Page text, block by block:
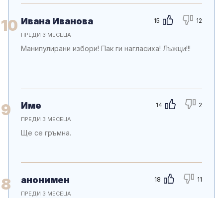
10 15 12
Ивана Иванова
ПРЕДИ 3 МЕСЕЦА
Манипулирани избори! Пак ги нагласиха! Лъжци!!!
9 14 2
Име
ПРЕДИ 3 МЕСЕЦА
Ще се гръмна.
8 18 11
анонимен
ПРЕДИ 3 МЕСЕЦА